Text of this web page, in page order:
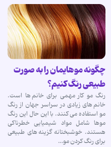
چگونه موهایمان را به صورت
طبیعی رنگ کنیم؟
رنگ مو کار مهمی برای خانم ها است.
خانم های زیادی در سراسر جهان از رنگ
مو استفاده می کنند. با این حال این رنگ
موها شامل مواد شیمیایی خطرناکی
هستند. خوشبختانه گزینه های طبیعی
برای رنگ کردن مو…